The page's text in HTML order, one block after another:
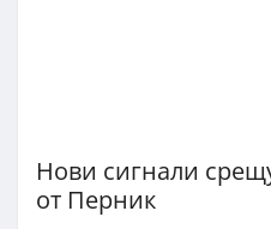
Нови сигнали
от Перник